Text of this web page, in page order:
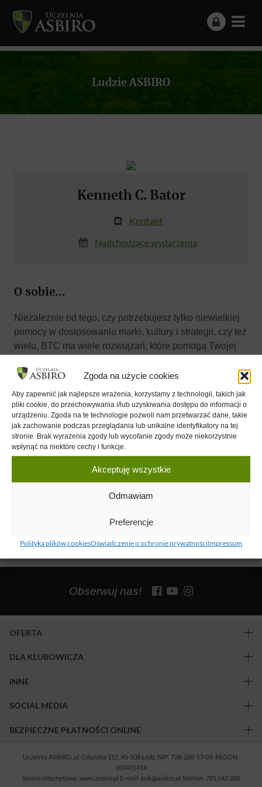
Zgoda na użycie cookies
Aby zapewnić jak najlepsze wrażenia, korzystamy z technologii, takich jak
pliki cookie, do przechowywania i/lub uzyskiwania dostępu do informacji o
urządzeniu. Zgoda na te technologie pozwoli nam przetwarzać dane, takie
jak zachowanie podczas przeglądania lub unikalne identyfikatory na tej
stronie. Brak wyrażenia zgody lub wycofanie zgody może niekorzystnie
wpłynąć na niektóre cechy i funkcje.
Akceptuję wszystkie
Odmawiam
Preferencje
Polityka plików cookiesOświadczenie o ochronie prywatnościImpressum
Ludzie ASBIRO
Kenneth C. Bator
Kontakt
Nadchodzące wydarzenia
O sobie...
Niezależnie od tego, czy potrzebujesz tylko niewielkiej
pomocy w dostosowaniu marki, kultury i strategii, czy też
wielu, BTC ma wiele rozwiązań, które pomogą Twojej
WWW
https://www.btcinc.net/
Kontakt
Te informacje są dostępne tylko dla aktywnych członków
Obserwuj nas!
OFERTA
DLA KLUBOWICZA
INNE
SOCIAL MEDIA
BEZPIECZNE PŁATNOŚCI ONLINE
Uczelnia ASBiRO, ul. Gdańska 112, 90-508 Łódź, NIP: 728-268-57-09, REGON:
100491414
Strona internetowa: www.asbiro.pl E-mail: bok@asbiro.pl Telefon: 781 542 288